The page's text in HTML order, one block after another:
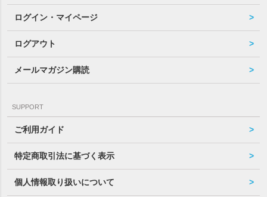
ログイン・マイページ
ログアウト
メールマガジン購読
SUPPORT
ご利用ガイド
特定商取引法に基づく表示
個人情報取り扱いについて